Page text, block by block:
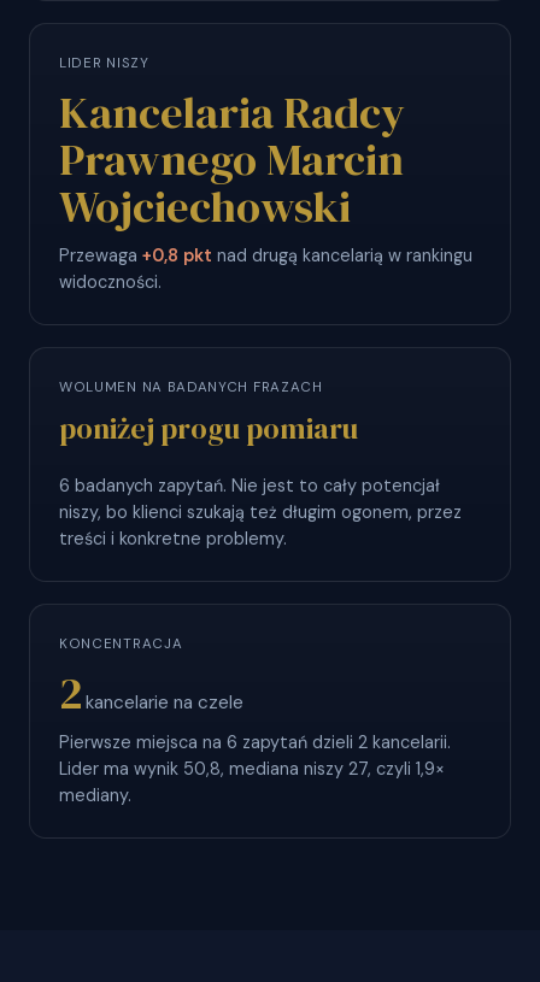
LIDER NISZY
Kancelaria Radcy
Prawnego Marcin
Wojciechowski
Przewaga +0,8 pkt nad drugą kancelarią w rankingu
widoczności.
WOLUMEN NA BADANYCH FRAZACH
poniżej progu pomiaru
6 badanych zapytań. Nie jest to cały potencjał
niszy, bo klienci szukają też długim ogonem, przez
treści i konkretne problemy.
KONCENTRACJA
2 kancelarie na czele
Pierwsze miejsca na 6 zapytań dzieli 2 kancelarii.
Lider ma wynik 50,8, mediana niszy 27, czyli 1,9×
mediany.